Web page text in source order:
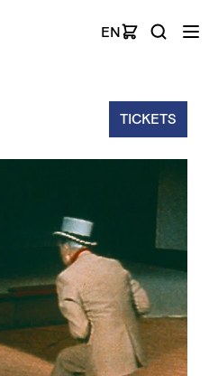
EN
TICKETS